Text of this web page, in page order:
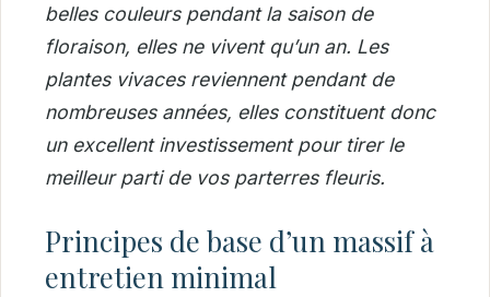
belles couleurs pendant la saison de
floraison, elles ne vivent qu’un an. Les
plantes vivaces reviennent pendant de
nombreuses années, elles constituent donc
un excellent investissement pour tirer le
meilleur parti de vos parterres fleuris.
Principes de base d’un massif à
entretien minimal